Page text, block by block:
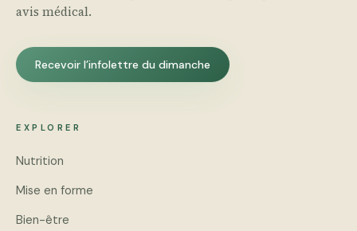
avis médical.
Recevoir l’infolettre du dimanche
EXPLORER
Nutrition
Mise en forme
Bien-être